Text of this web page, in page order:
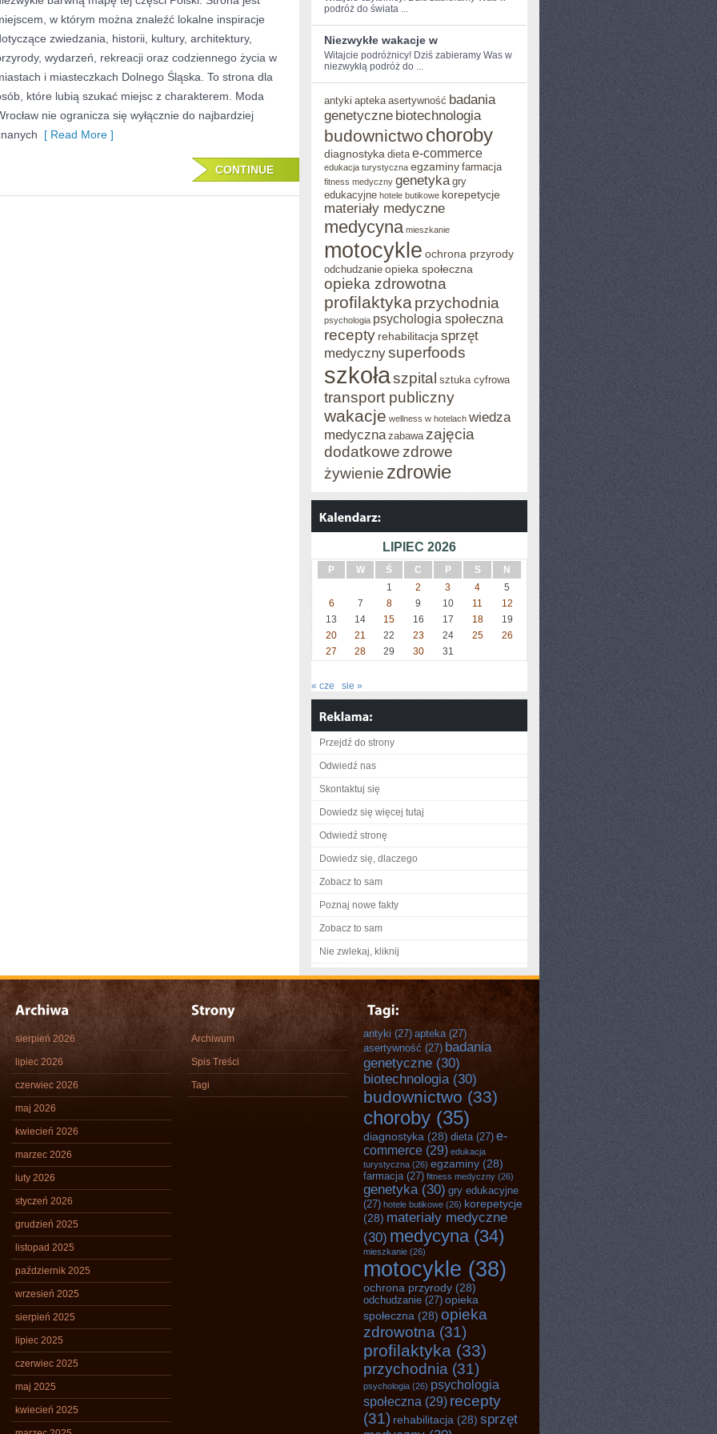
w którym można znaleźć lokalne inspiracje
zwiedzania, historii, kultury, architektury,
wydarzeń, rekreacji oraz codziennego życia w
i miasteczkach Dolnego Śląska. To strona dla
które lubią szukać miejsc z charakterem. Moda
nie ogranicza się wyłącznie do najbardziej
[ Read More ]
CONTINUE
podróż do świata ...
Niezwykłe wakacje w
Witajcie podróżnicy!⁤ Dziś zabieramy Was w
niezwykłą podróż do ...
antyki apteka asertywność badania
genetyczne biotechnologia
budownictwo choroby
diagnostyka dieta e-commerce
edukacja turystyczna egzaminy farmacja
fitness medyczny genetyka gry
edukacyjne hotele butikowe korepetycje
materiały medyczne
medycyna mieszkanie
motocykle ochrona przyrody
odchudzanie opieka społeczna
opieka zdrowotna
profilaktykaprzychodnia
psychologia psychologia społeczna
recepty rehabilitacja sprzęt
medycznysuperfoods
szkołaszpital sztuka cyfrowa
transport publiczny
wakacje wellness w hotelach wiedza
medyczna zabawa zajęcia
dodatkowe zdrowe
żywienie zdrowie
LIPIEC 2026
P W Ś C P S
N
1
2 3 4
5
6
7 8 9 10 11
12
13
14 15 16 17 18
19
20
21 22 23 24 25
26
27
28 29 30 31
« cze sie »
Przejdź do strony
Odwiedź nas
Skontaktuj się
Dowiedz się więcej tutaj
Odwiedź stronę
Dowiedz się, dlaczego
Zobacz to sam
Poznaj nowe fakty
Zobacz to sam
Nie zwlekaj, kliknij
sierpień 2026
lipiec 2026
czerwiec 2026
maj 2026
kwiecień 2026
marzec 2026
luty 2026
styczeń 2026
grudzień 2025
listopad 2025
październik 2025
wrzesień 2025
sierpień 2025
lipiec 2025
czerwiec 2025
maj 2025
kwiecień 2025
Archiwum
Spis Treści
Tagi
antyki (27) apteka(27)
asertywność (27) badania
genetyczne (30)
biotechnologia(30)
budownictwo (33)
choroby (35)
diagnostyka (28) dieta(27) e-
commerce (29) edukacja
turystyczna (26) egzaminy (28)
farmacja(27) fitness medyczny (26)
genetyka(30) gry edukacyjne
(27) hotele butikowe (26) korepetycje
(28) materiały medyczne
(30) medycyna(34)
mieszkanie (26)
motocykle (38)
ochrona przyrody (28)
odchudzanie (27) opieka
społeczna (28) opieka
zdrowotna (31)
profilaktyka (33)
przychodnia (31)
psychologia (26) psychologia
społeczna (29) recepty
(31) rehabilitacja (28) sprzęt